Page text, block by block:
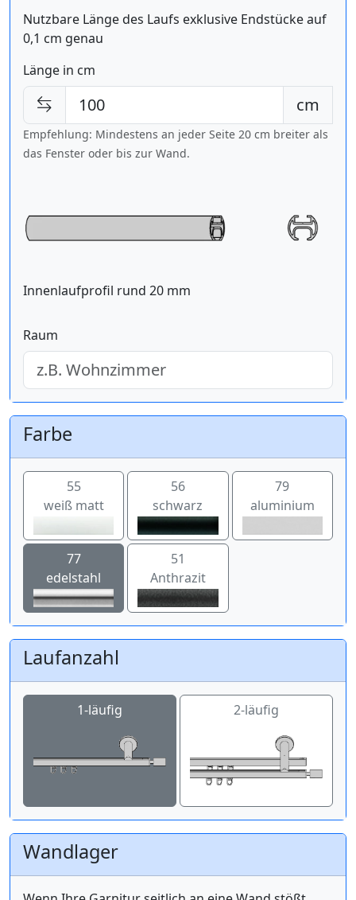
Nutzbare Länge des Laufs exklusive Endstücke auf
0,1 cm genau
Länge in cm
cm
Empfehlung: Mindestens an jeder Seite 20 cm breiter als
das Fenster oder bis zur Wand.
Innenlaufprofil rund 20 mm
Raum
Farbe
55
weiß matt
56
schwarz
79
aluminium
77
edelstahl
51
Anthrazit
Laufanzahl
1-läufig 2-läufig
Wandlager